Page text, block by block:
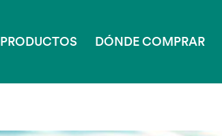
PRODUCTOS DÓNDE COMPRAR